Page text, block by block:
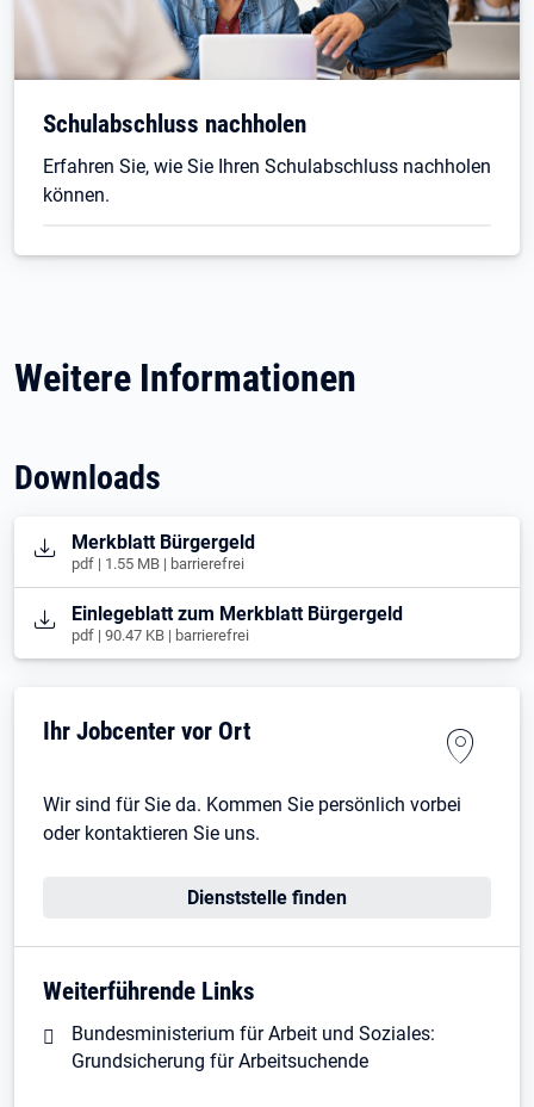
Schulabschluss nachholen
Erfahren Sie, wie Sie Ihren Schulabschluss nachholen
können.
Weitere Informationen
Downloads
Öffnet in neuem Tab
Merkblatt Bürgergeld
pdf | 1.55 MB | barrierefrei
Öffnet in neuem Tab
Einlegeblatt zum Merkblatt Bürgergeld
pdf | 90.47 KB | barrierefrei
Ihr Jobcenter vor Ort
Wir sind für Sie da. Kommen Sie persönlich vorbei
oder kontaktieren Sie uns.
Dienststelle finden
Weiterführende Links
Bundesministerium für Arbeit und Soziales:
Grundsicherung für Arbeitsuchende